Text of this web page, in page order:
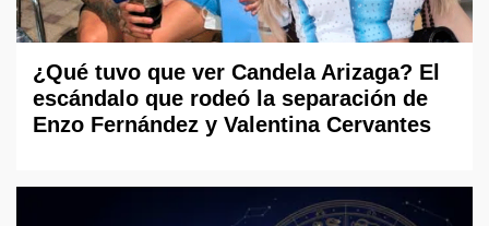
¿Qué tuvo que ver Candela Arizaga? El
escándalo que rodeó la separación de
Enzo Fernández y Valentina Cervantes